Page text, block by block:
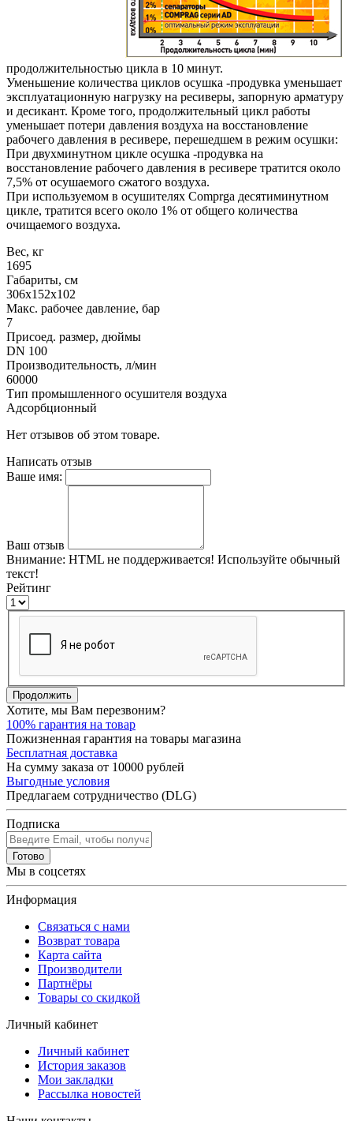
продолжительностью цикла в 10 минут.
Уменьшение количества циклов осушка -продувка уменьшает
эксплуатационную нагрузку на ресиверы, запорную арматуру
и десикант. Кроме того, продолжительный цикл работы
уменьшает потери давления воздуха на восстановление
рабочего давления в ресивере, перешедшем в режим осушки:
При двухминутном цикле осушка -продувка на
восстановление рабочего давления в ресивере тратится около
7,5% от осушаемого сжатого воздуха.
При используемом в осушителях Comprga десятиминутном
цикле, тратится всего около 1% от общего количества
очищаемого воздуха.
Вес, кг
1695
Габариты, см
306x152x102
Макс. рабочее давление, бар
7
Присоед. размер, дюймы
DN 100
Производительность, л/мин
60000
Тип промышленного осушителя воздуха
Адсорбционный
Нет отзывов об этом товаре.
Написать отзыв
Ваше имя:
Ваш отзыв
Внимание: HTML не поддерживается! Используйте обычный
текст!
Рейтинг
Продолжить
Хотите, мы Вам перезвоним?
100% гарантия на товар
Пожизненная гарантия на товары магазина
Бесплатная доставка
На сумму заказа от 10000 рублей
Выгодные условия
Предлагаем сотрудничество (DLG)
Подписка
Готово
Мы в соцсетях
Информация
Связаться с нами
Возврат товара
Карта сайта
Производители
Партнёры
Товары со скидкой
Личный кабинет
Личный кабинет
История заказов
Мои закладки
Рассылка новостей